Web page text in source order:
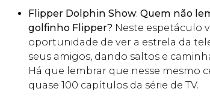
Flipper Dolphin Show: Quem não
golfinho Flipper? Neste espetáculo
oportunidade de ver a estrela da
seus amigos, dando saltos e
Há que lembrar que nesse mesmo
quase 100 capítulos da série de TV.